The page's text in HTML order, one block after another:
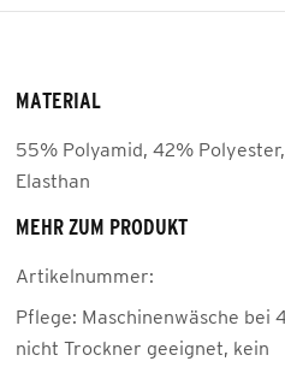
MATERIAL
55% Polyamid, 42%
Elasthan
MEHR ZUM PRODUKT
Artikelnummer:
Pflege: Maschinenwäsche bei
nicht Trockner geeignet, kein